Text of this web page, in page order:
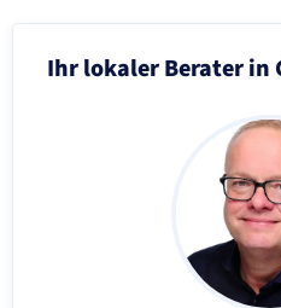
Ihr lokaler Berater in